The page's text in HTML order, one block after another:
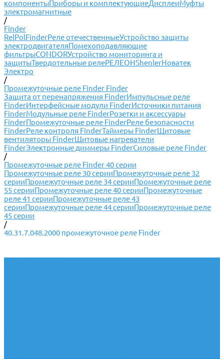
компонентыПриборы и комплектующиеДисплеиМуфты
электромагнитные
/
Finder
RelPolFinderРеле отечественныеУстройство защиты
электродвигателяПомехоподавляющие
фильтрыCONDORУстройство мониторинга и
защитыТвердотельные релеРЕЛЕОНShenlerНоватек
Электро
/
Промежуточные реле Finder Finder
Защита от перенапряжения FinderИмпульсные реле
FinderИнтерфейсные модули FinderИсточники питания
FinderМодульные реле FinderРозетки и аксессуары
FinderПромежуточные реле FinderРеле безопасности
FinderРеле контроля FinderТаймеры FinderЩитовые
вентиляторы FinderЩитовые нагреватели
FinderЭлектронные диммеры FinderСиловые реле Finder
/
Промежуточные реле Finder 40 серии
Промежуточные реле 30 серииПромежуточные реле 32
серииПромежуточные реле 34 серииПромежуточные реле
55 серииПромежуточные реле 40 серииПромежуточные
реле 41 серииПромежуточные реле 43
серииПромежуточные реле 44 серииПромежуточные реле
45 серии
/
40.31.7.048.2000 промежуточное реле Finder